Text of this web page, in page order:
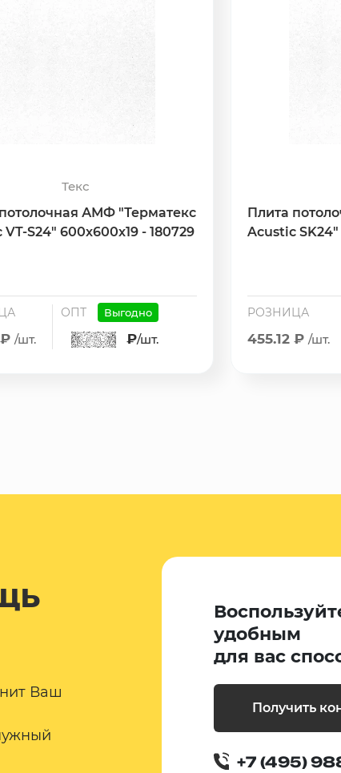
Текс
АМФ "Терматекс
S24" 600х600х19 - 180729
/шт.
ОПТ Выгодно
₽/шт.
Плита
Acustic SK24"
РОЗНИЦА
455.12 ₽ /шт.
Ваш
удобным
для вас
Получить
+7 (495)